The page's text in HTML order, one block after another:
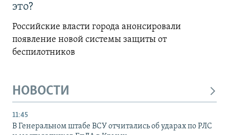
это?
Российские власти города анонсировали
появление новой системы защиты от
беспилотников
НОВОСТИ
11:45
В Генеральном штабе ВСУ отчитались об ударах по РЛС